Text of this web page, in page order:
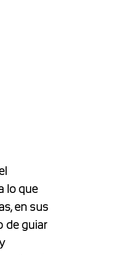
lo que
en sus
de guiar